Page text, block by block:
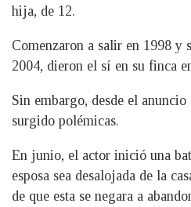
hija, de 12.
Comenzaron a salir en 1998 y
2004, dieron el sí en su finca
Sin embargo, desde el
surgido polémicas.
En junio, el actor inició una
esposa sea desalojada de la
de que esta se negara a